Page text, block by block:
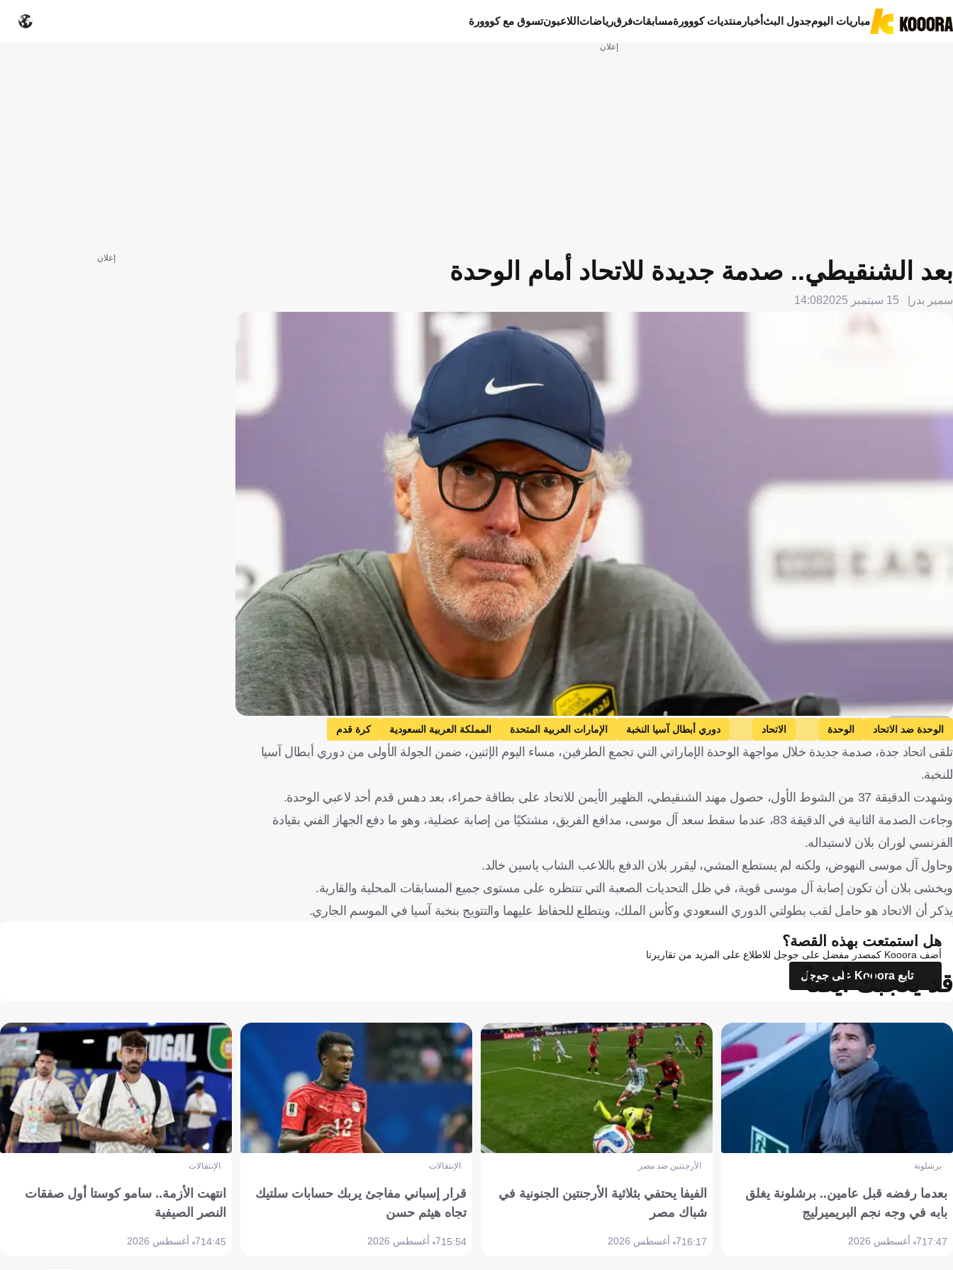
مباريات اليومجدول البثأخبار منتديات كووورةمسابقاتفرقرياضات اللاعبونتسوق مع كووورة
إعلان
بعد الشنقيطي.. صدمة جديدة للاتحاد أمام الوحدة
سمير بدر 15 سبتمبر 2025 14:08
Getty Images
الوحدة ضد الاتحاد الوحدة الاتحاد دوري أبطال آسيا النخبة الإمارات العربية المتحدة المملكة العربية السعودية كرة قدم
تلقى اتحاد جدة، صدمة جديدة خلال مواجهة الوحدة الإماراتي التي تجمع الطرفين، مساء اليوم الإثنين، ضمن الجولة الأولى من دوري أبطال آسيا
للنخبة.
وشهدت الدقيقة 37 من الشوط الأول، حصول مهند الشنقيطي، الظهير الأيمن للاتحاد على بطاقة حمراء، بعد دهس قدم أحد لاعبي الوحدة.
وجاءت الصدمة الثانية في الدقيقة 83، عندما سقط سعد آل موسى، مدافع الفريق، مشتكيًا من إصابة عضلية، وهو ما دفع الجهاز الفني بقيادة
الفرنسي لوران بلان لاستبداله.
وحاول آل موسى النهوض، ولكنه لم يستطع المشي، ليقرر بلان الدفع باللاعب الشاب ياسين خالد.
ويخشى بلان أن تكون إصابة آل موسى قوية، في ظل التحديات الصعبة التي تنتظره على مستوى جميع المسابقات المحلية والقارية.
يذكر أن الاتحاد هو حامل لقب بطولتي الدوري السعودي وكأس الملك، ويتطلع للحفاظ عليهما والتتويج بنخبة آسيا في الموسم الجاري.
إعلان
هل استمتعت بهذه القصة؟
أضف Kooora كمصدر مفضل على جوجل للاطلاع على المزيد من تقاريرنا
تابع Kooora على جوجل
قد يعجبك أيضاً
برشلونة
بعدما رفضه قبل عامين.. برشلونة يغلق
بابه في وجه نجم البريميرليج
17:477 أغسطس 2026
الأرجنتين ضد مصر
الفيفا يحتفي بثلاثية الأرجنتين الجنونية في
شباك مصر
16:177 أغسطس 2026
الإنتقالات
قرار إسباني مفاجئ يربك حسابات سلتيك
تجاه هيثم حسن
15:547 أغسطس 2026
الإنتقالات
انتهت الأزمة.. سامو كوستا أول صفقات
النصر الصيفية
14:457 أغسطس 2026